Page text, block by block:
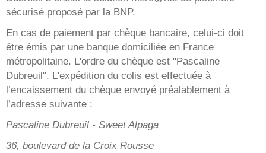
sécurisé proposé par la BNP.
En cas de paiement par chèque bancaire, celui-ci doit
être émis par une banque domiciliée en France
métropolitaine. L'ordre du chèque est "Pascaline
Dubreuil". L'expédition du colis est effectuée à
l’encaissement du chèque envoyé préalablement à
l’adresse suivante :
Pascaline Dubreuil - Sweet Alpaga
36, boulevard de la Croix Rousse